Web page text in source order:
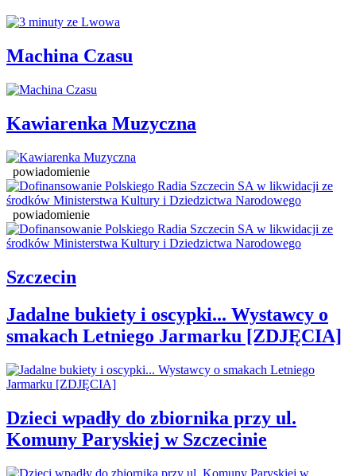
Machina Czasu
Kawiarenka Muzyczna
powiadomienie
powiadomienie
Szczecin
Jadalne bukiety i oscypki... Wystawcy o
smakach Letniego Jarmarku [ZDJĘCIA]
Dzieci wpadły do zbiornika przy ul.
Komuny Paryskiej w Szczecinie